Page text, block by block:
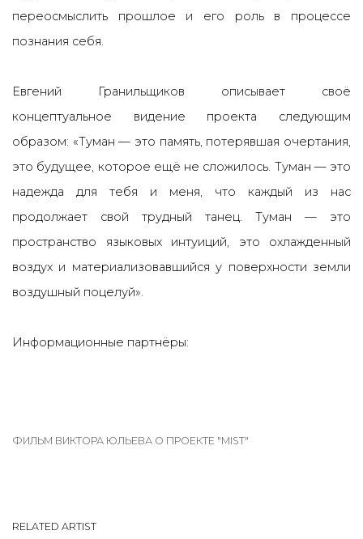
переосмыслить прошлое и его роль в процессе
познания себя.
Евгений Гранильщиков описывает своё
концептуальное видение проекта следующим
образом: «Туман — это память, потерявшая очертания,
это будущее, которое ещё не сложилось. Туман — это
надежда для тебя и меня, что каждый из нас
продолжает свой трудный танец. Туман — это
пространство языковых интуиций, это охлажденный
воздух и материализовавшийся у поверхности земли
воздушный поцелуй».
Информационные партнёры:
ФИЛЬМ ВИКТОРА ЮЛЬЕВА О ПРОЕКТЕ "MIST"
RELATED ARTIST